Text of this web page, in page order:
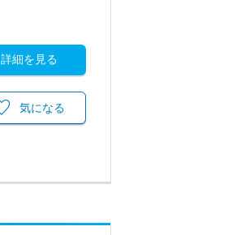
詳細を見る
気になる